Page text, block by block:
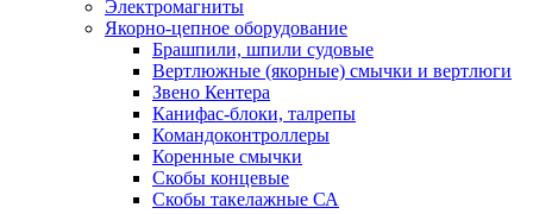
Электромагниты
Якорно-цепное оборудование
Брашпили, шпили судовые
Вертлюжные (якорные) смычки и вертлюги
Звено Кентера
Канифас-блоки, талрепы
Командоконтроллеры
Коренные смычки
Скобы концевые
Скобы такелажные СА